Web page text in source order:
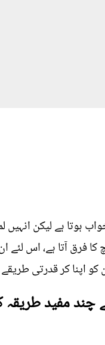
ہوتا ہے لیکن
کا فرق آتا ہے، اس
کو اپنا کر قدرتی
چند مفید طریقہ